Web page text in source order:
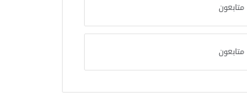
متابعون
متابعون